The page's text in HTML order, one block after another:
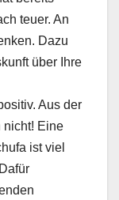
teuer. An
Dazu
über Ihre
Aus der
nicht! Eine
ist viel